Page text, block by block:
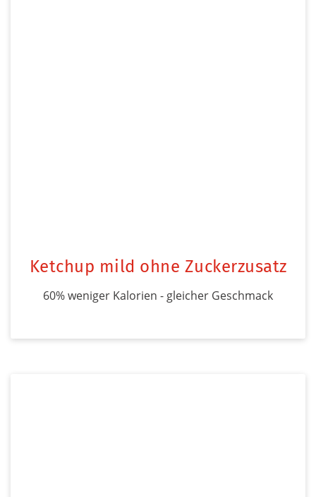
Ketchup mild ohne Zuckerzusatz
60% weniger Kalorien - gleicher Geschmack